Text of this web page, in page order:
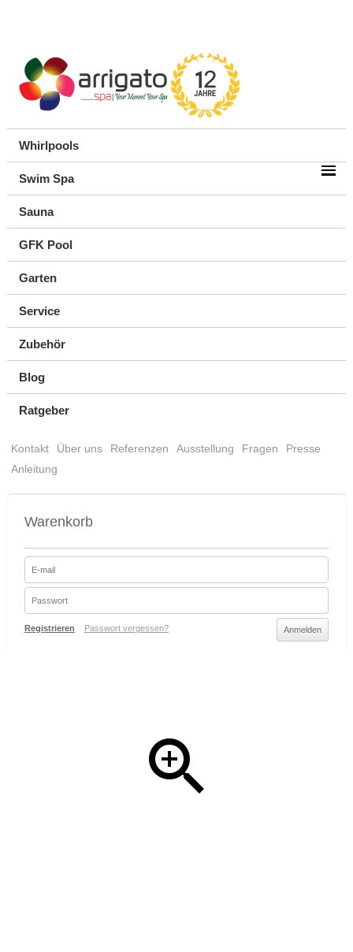
Whirlpools
Swim Spa
Sauna
GFK Pool
Garten
Service
Zubehör
Blog
Ratgeber
Kontakt Über uns Referenzen Ausstellung Fragen
Presse
Anleitung
Warenkorb
Registrieren Passwort vergessen?